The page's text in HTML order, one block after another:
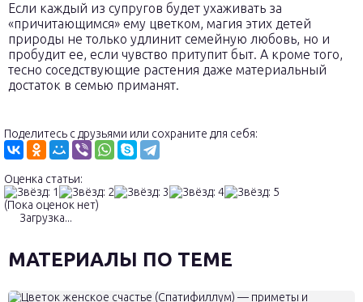
Если каждый из супругов будет ухаживать за
«причитающимся» ему цветком, магия этих детей
природы не только удлинит семейную любовь, но и
пробудит ее, если чувство притупит быт. А кроме того,
тесно соседствующие растения даже материальный
достаток в семью приманят.
Поделитесь с друзьями или сохраните для себя:
Оценка статьи:
(Пока оценок нет)
Загрузка...
МАТЕРИАЛЫ ПО ТЕМЕ